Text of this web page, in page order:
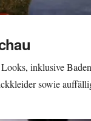
inklusive
sowie